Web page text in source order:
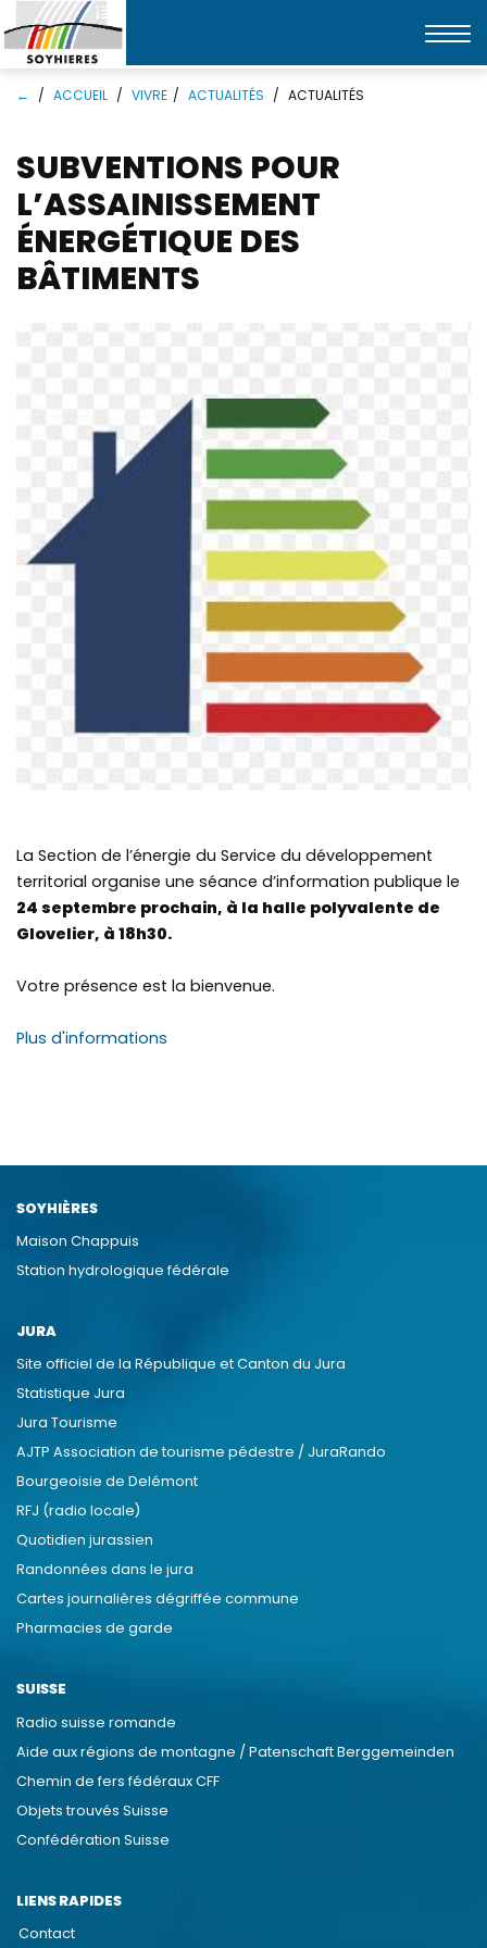
clés
Rechercher
la
← ACCUEIL VIVRE ACTUALITÉS ACTUALITÉS
SUBVENTIONS POUR
L’ASSAINISSEMENT
ÉNERGÉTIQUE DES
BÂTIMENTS
La Section de l’énergie du Service du développement
territorial organise une séance d’information publique le
24 septembre prochain, à la halle polyvalente de
Glovelier, à 18h30.
Votre présence est la bienvenue.
Plus d'informations
SOYHIÈRES
Maison Chappuis
Station hydrologique fédérale
JURA
Site officiel de la République et Canton du Jura
Statistique Jura
Jura Tourisme
AJTP Association de tourisme pédestre / JuraRando
Bourgeoisie de Delémont
RFJ (radio locale)
Quotidien jurassien
Randonnées dans le jura
Cartes journalières dégriffée commune
Pharmacies de garde
SUISSE
Radio suisse romande
Aide aux régions de montagne / Patenschaft Berggemeinden
Chemin de fers fédéraux CFF
Objets trouvés Suisse
Confédération Suisse
LIENS RAPIDES
Contact